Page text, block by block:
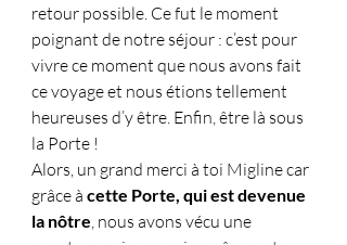
retour possible. Ce fut le moment
poignant de notre séjour : c’est pour
vivre ce moment que nous avons fait
ce voyage et nous étions tellement
heureuses d’y être. Enfin, être là sous
la Porte !
Alors, un grand merci à toi Migline car
grâce à cette Porte, qui est devenue
la nôtre, nous avons vécu une